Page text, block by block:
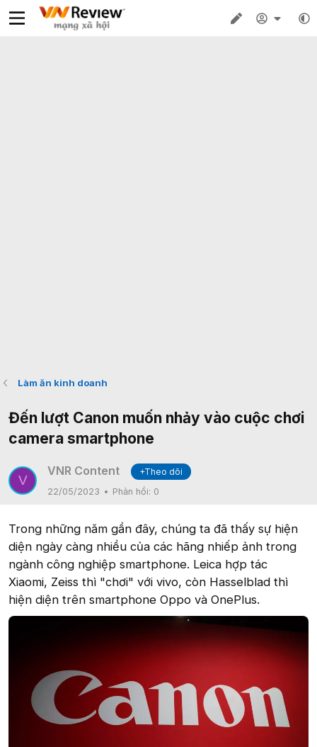
Làm ăn kinh doanh
Đến lượt Canon muốn nhảy vào cuộc chơi
camera smartphone
V
VNR Content
+Theo dõi
22/05/2023
Phản hồi: 0
Trong những năm gần đây, chúng ta đã thấy sự hiện
diện ngày càng nhiều của các hãng nhiếp ảnh trong
ngành công nghiệp smartphone. Leica hợp tác
Xiaomi, Zeiss thì "chơi" với vivo, còn Hasselblad thì
hiện diện trên smartphone Oppo và OnePlus.